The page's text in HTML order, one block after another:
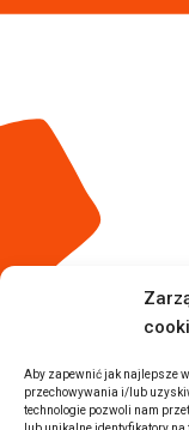
Aby zapewnić jak najlepsze
przechowywania i/lub
technologie pozwoli nam
Komisy
Komis
Komis
Komis
Komis
Komis
Inne Lokalizacje
Auta z USA
Auta z USA